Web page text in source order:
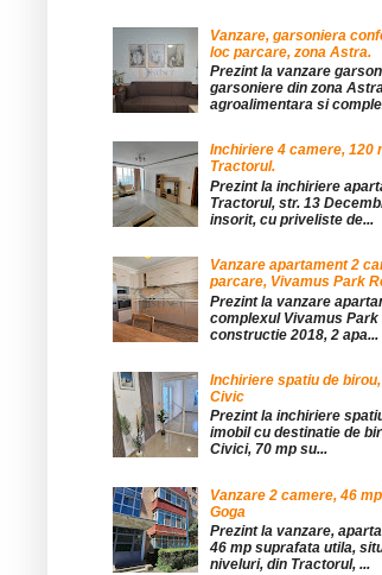
Vanzare, garsoniera
loc parcare, zona Astra.
Prezint la vanzare
garsoniere din zona
agroalimentara si
Inchiriere 4 camere, 120
Tractorul.
Prezint la inchiriere
Tractorul, str. 13
insorit, cu priveliste de...
Vanzare apartament 2
parcare, Vivamus Park
Prezint la vanzare
complexul Vivamus
constructie 2018, 2 apa...
Inchiriere spatiu de
Civic
Prezint la inchiriere
imobil cu destinatie de
Civici, 70 mp su...
Vanzare 2 camere, 46
Goga
Prezint la vanzare,
46 mp suprafata utila,
niveluri, din Tractorul, ...